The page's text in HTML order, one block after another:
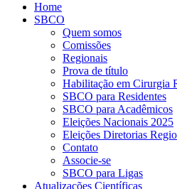
Home
SBCO
Quem somos
Comissões
Regionais
Prova de título
Habilitação em Cirurgia
SBCO para Residentes
SBCO para Acadêmicos
Eleições Nacionais 2025
Eleições Diretorias
Contato
Associe-se
SBCO para Ligas
Atualizações Científicas